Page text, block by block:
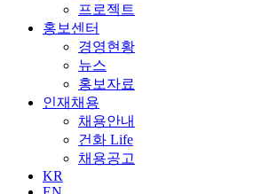
프로젝트
홍보센터
경영현황
뉴스
홍보자료
인재채용
채용안내
건화 Life
채용공고
KR